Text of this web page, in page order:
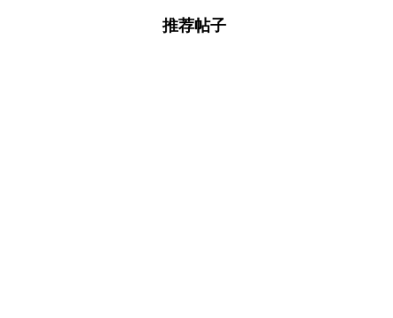
推荐帖子